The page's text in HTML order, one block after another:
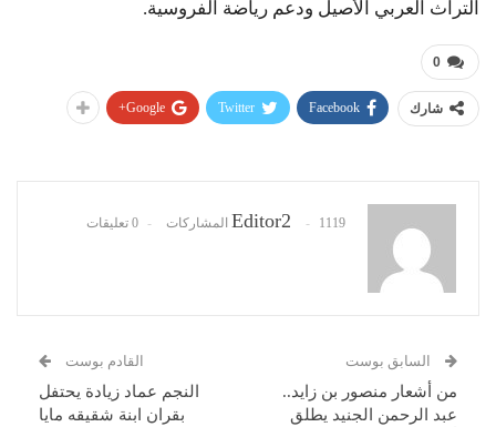
التراث العربي الأصيل ودعم رياضة الفروسية.
0
شارك Facebook
Twitter
Google+
Editor2 1119 المشاركات 0 تعليقات
السابق بوست
من أشعار منصور بن زايد..
عبد الرحمن الجنيد يطلق
القادم بوست
النجم عماد زيادة يحتفل
بقران ابنة شقيقه مايا